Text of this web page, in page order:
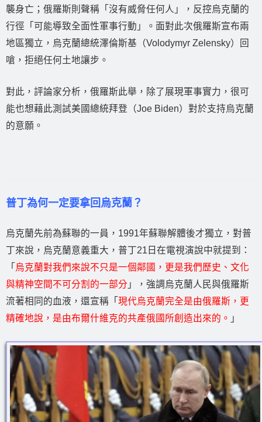
襲身亡；俄羅斯則聲稱「沒有威脅任何人」，反控烏克蘭的
行徑「可能導致全面性軍事行動」。面對此次俄羅斯宣布兩
地區獨立，烏克蘭總統澤倫斯基（Volodymyr Zelensky）回
嗆，拒絕任何土地讓步。
對此，評論家分析，俄羅斯此舉，除了展現軍事實力，很可
能也想藉此測試美國總統拜登（Joe Biden）對於支持烏克蘭
的意願。
普丁為何一定要拿回烏克蘭？
烏克蘭先前為蘇聯的一員，1991年蘇聯解體後才獨立，對普
丁來說，烏克蘭意義重大，普丁21日在電視演說中就提到：
「 烏克蘭對我們來說不只是一個鄰國，更是我們歷史、文化
與精神空間不可分割的一部分 」，強調烏克蘭人民與俄羅斯
流著相同的血液，還宣稱「 現代烏克蘭完全是由俄羅斯，更
精確地說，是由布爾什維克的共產俄國所創造出來的。 」